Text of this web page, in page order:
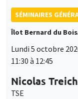
SÉMINAIRES
Îlot Bernard du Bois
Lundi 5 octobre
11:30 à 12:45
Nicolas Treich
TSE
Ce site utilise des